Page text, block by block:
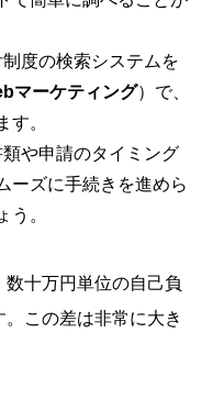
度の検索システムを
マーケティング）で、
す。
類や申請のタイミング
ーズに手続きを進めら
う。
十万円単位の自己負
この差は非常に大き